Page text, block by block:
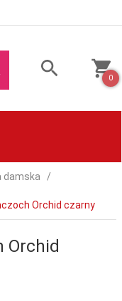
0
damska
Orchid czarny
Orchid